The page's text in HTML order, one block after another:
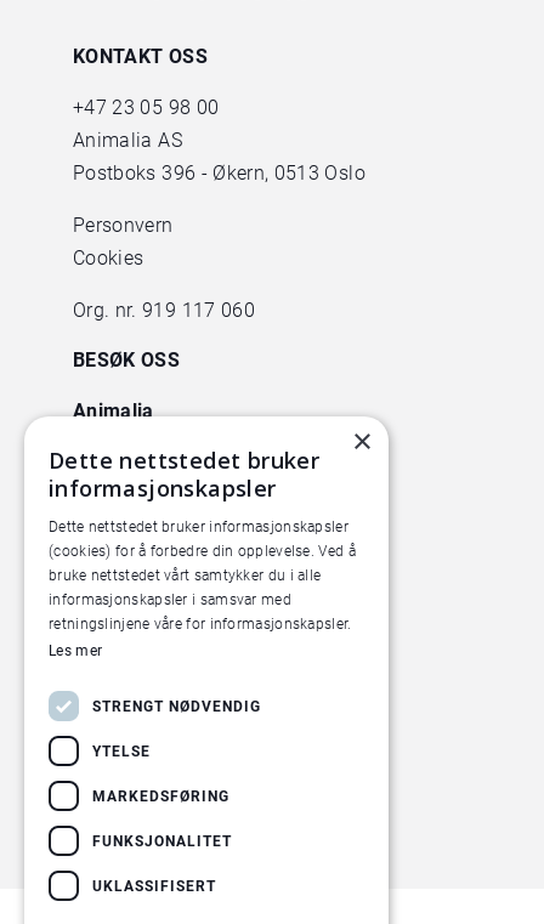
KONTAKT OSS
+47 23 05 98 00
Animalia AS
Postboks 396 - Økern, 0513 Oslo
Personvern
Cookies
Org. nr. 919 117 060
BESØK OSS
Animalia
0585 Oslo
Pilotanlegget
Økern Torgvei 13,
inngang B
×
Dette nettstedet bruker
informasjonskapsler
Dette nettstedet bruker informasjonskapsler
(cookies) for å forbedre din opplevelse. Ved å
bruke nettstedet vårt samtykker du i alle
informasjonskapsler i samsvar med
retningslinjene våre for informasjonskapsler.
Les mer
STRENGT NØDVENDIG
YTELSE
MARKEDSFØRING
FUNKSJONALITET
UKLASSIFISERT